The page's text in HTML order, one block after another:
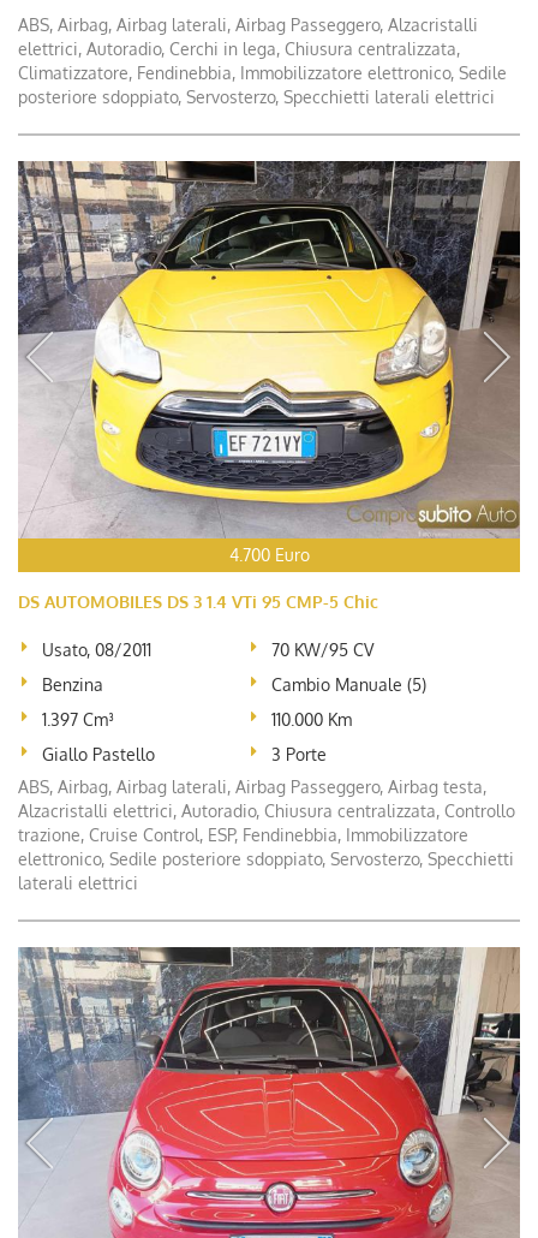
ABS, Airbag, Airbag laterali, Airbag Passeggero, Alzacristalli
elettrici, Autoradio, Cerchi in lega, Chiusura centralizzata,
Climatizzatore, Fendinebbia, Immobilizzatore elettronico, Sedile
posteriore sdoppiato, Servosterzo, Specchietti laterali elettrici
4.700 Euro
DS AUTOMOBILES DS 3 1.4 VTi 95 CMP-5 Chic
Usato, 08/2011
70 KW/95 CV
Benzina
Cambio Manuale (5)
1.397 Cm³
110.000 Km
Giallo Pastello
3 Porte
ABS, Airbag, Airbag laterali, Airbag Passeggero, Airbag testa,
Alzacristalli elettrici, Autoradio, Chiusura centralizzata, Controllo
trazione, Cruise Control, ESP, Fendinebbia, Immobilizzatore
elettronico, Sedile posteriore sdoppiato, Servosterzo, Specchietti
laterali elettrici